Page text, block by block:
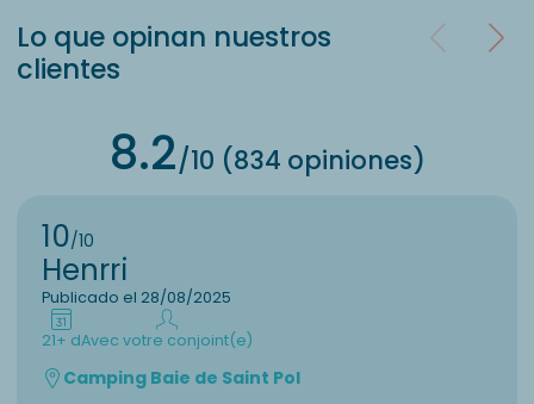
Lo que opinan nuestros
clientes
8.2/10 (834 opiniones)
10/10
Henrri
Publicado el 28/08/2025
21+ dAvec votre conjoint(e)
Camping Baie de Saint Pol